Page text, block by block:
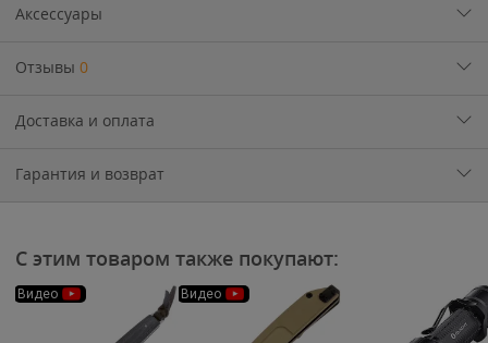
Аксессуары
Отзывы 0
Доставка и оплата
Гарантия и возврат
С этим товаром также покупают:
Видео Видео